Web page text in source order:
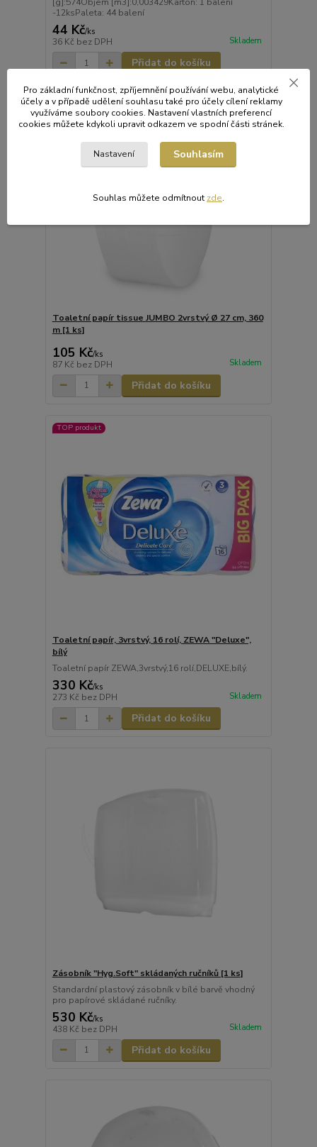
[g]:574Objem [m3]:0,003429Karton: 1 balení
-12ksPaleta: 44 balení
44 Kč/ks
36 Kč bez DPH Skladem
Přidat do košíku
Toaletní papír tissue JUMBO 2vrstvý Ø 27 cm, 360
m [1 ks]
105 Kč/ks
87 Kč bez DPH Skladem
Přidat do košíku
TOP produkt
Toaletní papír, 3vrstvý, 16 rolí, ZEWA "Deluxe",
bílý
Toaletní papír ZEWA,3vrstvý,16 rolí,DELUXE,bílý.
330 Kč/ks
273 Kč bez DPH Skladem
Přidat do košíku
Zásobník "Hyg.Soft" skládaných ručníků [1 ks]
Standardní plastový zásobník v bílé barvě vhodný
pro papírové skládané ručníky.
530 Kč/ks
438 Kč bez DPH Skladem
Přidat do košíku
Pro základní funkčnost, zpříjemnění používání webu, analytické
účely a v případě udělení souhlasu také pro účely cílení reklamy
využíváme soubory cookies. Nastavení vlastních preferencí
cookies můžete kdykoli upravit odkazem ve spodní části stránek.
Nastavení Souhlasím
Souhlas můžete odmítnout zde.